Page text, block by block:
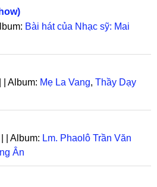
Bài hát của Nhạc sỹ: Mai
| | Album: Mẹ La Vang, Thầy Dạy
| | Album: Lm. Phaolô Trần Văn
Ân